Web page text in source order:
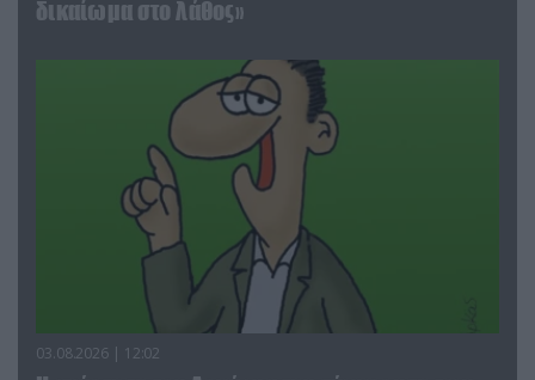
δικαίωμα στο λάθος»
03.08.2026 | 12:02